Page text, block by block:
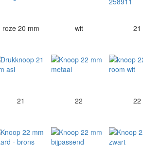
roze 20 mm wit 21
21 22 22